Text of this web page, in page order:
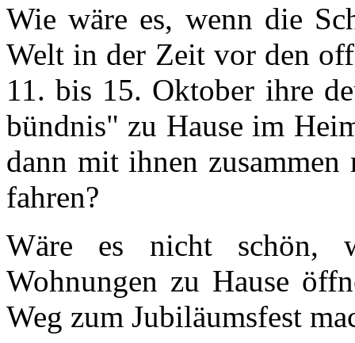
Wie wäre es, wenn die
Welt in der Zeit vor den
11. bis 15. Oktober ihre
bünd­nis" zu Hause im
dann mit ihnen zusammen
fahren?
Wäre es nicht schön,
Wohnungen zu Hause
Weg zum Jubiläumsfest